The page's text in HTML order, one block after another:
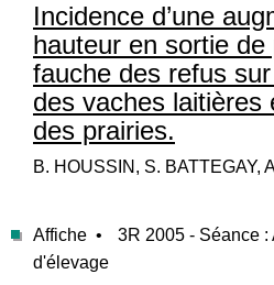
Incidence d’une
hauteur en sortie
fauche des refus
des vaches laitières
des prairies.
B. HOUSSIN, S. BATTEGAY,
Affiche •
3R 2005 - Séance
d'élevage